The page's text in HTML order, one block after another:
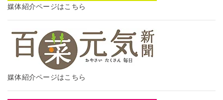
媒体紹介ページはこちら
媒体紹介ページはこちら